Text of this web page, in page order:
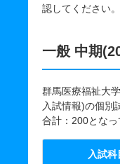
認してください。
一般 中期
群馬医療福祉大
入試情報)の個
合計：200となっ
入試科